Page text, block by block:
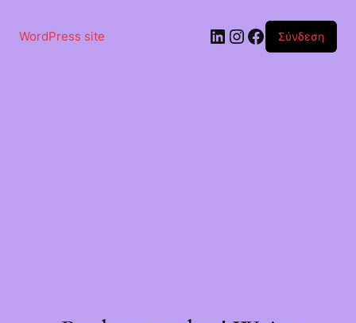
περιεχόμενο
WordPress site Linkedin
Instagram
Facebook
Σύνδεση